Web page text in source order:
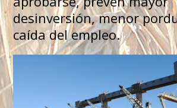
desinversión, menor
caída del empleo.